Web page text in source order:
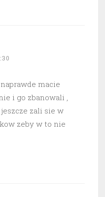
macie
i go zbanowali ,
zali sie w
zeby w to nie